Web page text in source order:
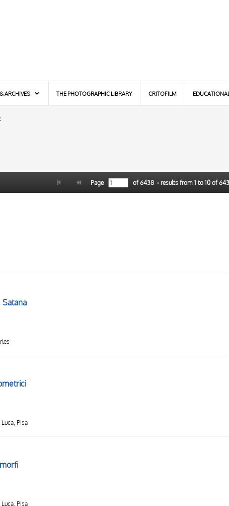
ARCHIVES THE PHOTOGRAPHIC LIBRARY CRITOFILM
Page of6438 - results from 1 to 10of
Satana
Pisa
Pisa